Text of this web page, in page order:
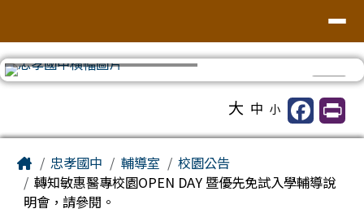
大 中 小
Home忠孝國中 輔導室
校園公告
轉知敏惠醫專校園OPEN DAY 暨優先免試入學輔導說
明會，請參閱。